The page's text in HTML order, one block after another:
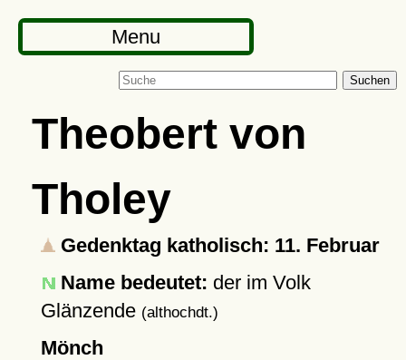
Menu
Suchen
Theobert von
Tholey
Gedenktag katholisch: 11. Februar
Name bedeutet: der im Volk
Glänzende (althochdt.)
Mönch